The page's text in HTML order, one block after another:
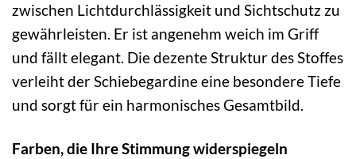
zwischen Lichtdurchlässigkeit und Sichtschutz zu
gewährleisten. Er ist angenehm weich im Griff
und fällt elegant. Die dezente Struktur des Stoffes
verleiht der Schiebegardine eine besondere Tiefe
und sorgt für ein harmonisches Gesamtbild.
Farben, die Ihre Stimmung widerspiegeln